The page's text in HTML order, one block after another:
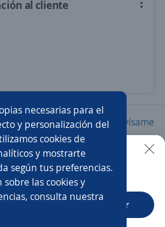
necesarias para el
y personalización del
cookies de
y mostrarte
según tus preferencias.
las cookies y
consulta nuestra
al cliente
empleo Avísame
Asesor/a comercial
más fácil en la app
Abrir